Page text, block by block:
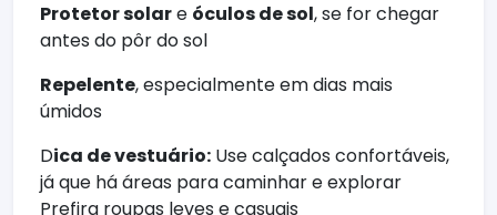
Protetor solare óculos de sol, se for chegar
antes do pôr do sol
Repelente, especialmente em dias mais
úmidos
Dica de vestuário: Use calçados confortáveis,
já que há áreas para caminhar e explorar
Prefira roupas leves e casuais